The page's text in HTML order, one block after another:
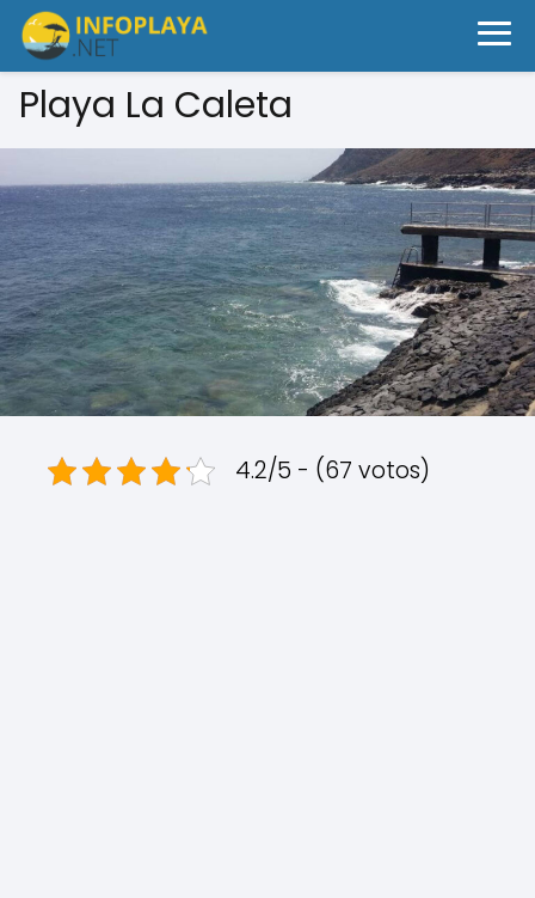
Playa La Caleta
4.2/5 - (67 votos)